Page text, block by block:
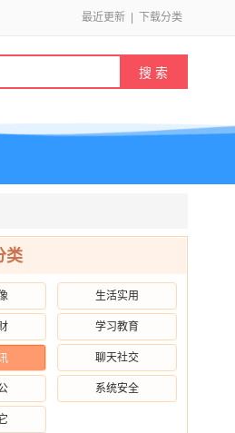
最近更新 下载分类
类
生活实用
学习教育
聊天社交
系统安全